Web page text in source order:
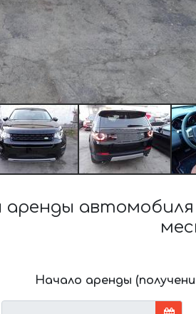
автомобиля
Начало аренды